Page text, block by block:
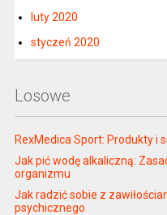
luty 2020
styczeń 2020
Losowe
RexMedica Sport: Produkty i
Jak pić wodę alkaliczną:
organizmu
Jak radzić sobie z
psychicznego